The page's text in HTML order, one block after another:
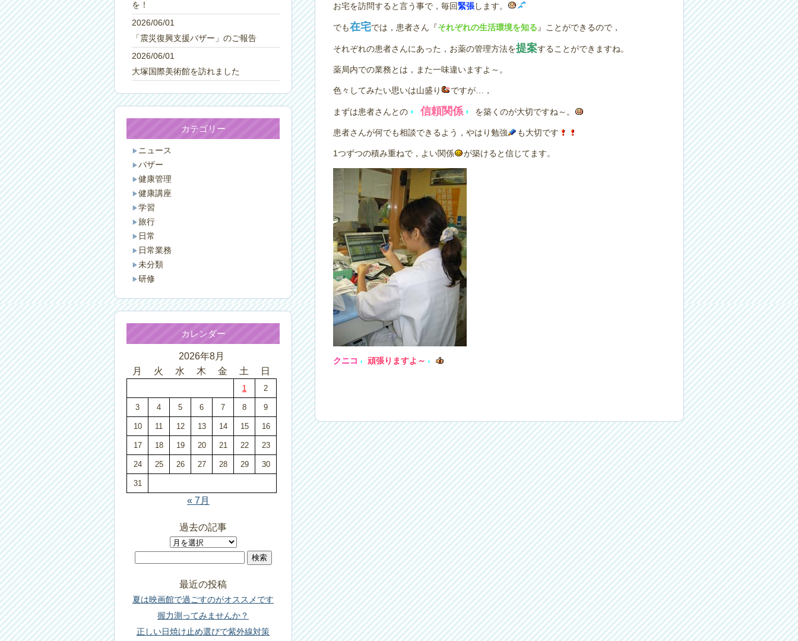
お宅を訪問すると言う事で，毎回緊張します。
でも在宅では，患者さん『それぞれの生活環境を知る 』ことができるので，
それぞれの患者さんにあった，お薬の管理方法を提案することができますね。
薬局内での業務とは，また一味違いますよ～。
色々してみたい思いは山盛り ですが…，
まずは患者さんとの 信頼関係 を築くのが大切ですね～。
患者さんが何でも相談できるよう，やはり勉強 も大切です
1つずつの積み重ねで，よい関係 が築けると信じてます。
クニコ 頑張りますよ～
を！
2026/06/01
「震災復興支援バザー」のご報告
2026/06/01
大塚国際美術館を訪れました
カテゴリー
ニュース
バザー
健康管理
健康講座
学習
旅行
日常
日常業務
未分類
研修
カレンダー
2026年8月
月
火 水 木 金 土 日
1 2
3 4 5 6 7 8 9
10 11 12 13 14 15 16
17 18 19 20 21 22 23
24 25 26 27 28 29 30
31
« 7月
過去の記事
過
事
最近の投稿
夏は映画館で過ごすのがオススメです
握力測ってみませんか？
正しい日焼け止め選びで紫外線対策